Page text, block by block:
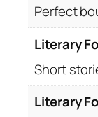
Perfect
Literary
Short
Literary